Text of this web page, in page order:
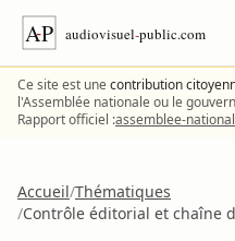
Aller au contenu
Ce site est unecontribution
l'Assemblée nationale ou le
Rapport officiel :assemblee-
Accueil/Thématiques
/Contrôle éditorial et chaîne